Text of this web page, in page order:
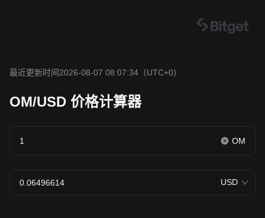
最近更新时间2026-08-07 08:07:34 （UTC+0）
OM/USD 价格计算器
OM
USD